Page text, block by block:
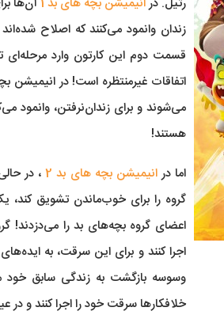
زندان وانمود می‌کنند که اصلاح
قسمت دوم این کارتون وارد مرحله‌ای
می‌شوند و برای زندان‌نرفتن، وانمود
هستند!
اما درانیمیشن بچه های بد 2 ، در
گروه را برای خوب‌ماندن تشویق کند،
اعضای گروه بچه‌های بد را می‌دزدند!
اجرا کنند و برای این سرقت، به
وسوسه بازگشت به زندگی سابق خود
خلافکارها سرقت خود را اجرا کنند و